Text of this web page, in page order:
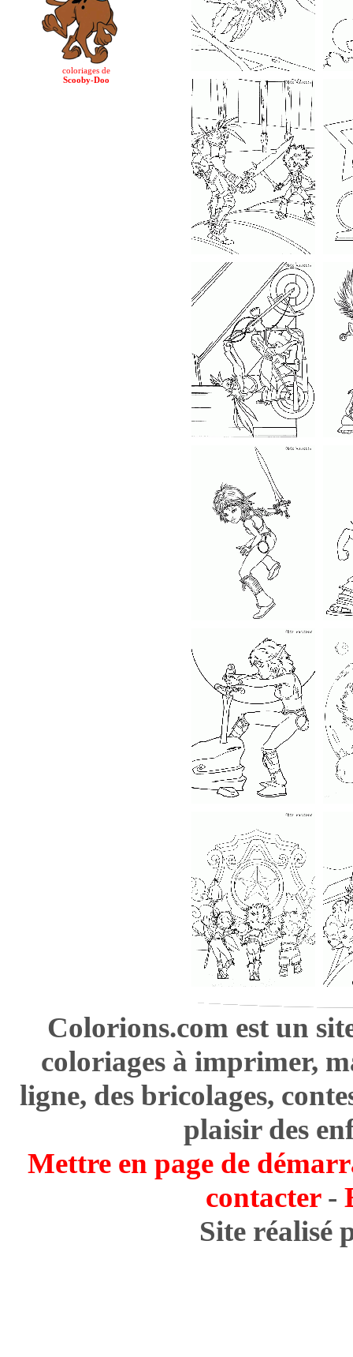
coloriages de
Scooby-Doo
Colorions.com est un
coloriages à imprimer,
ligne, des bricolages,
plaisir des
Mettre en page de
contacter-
Site réalisé